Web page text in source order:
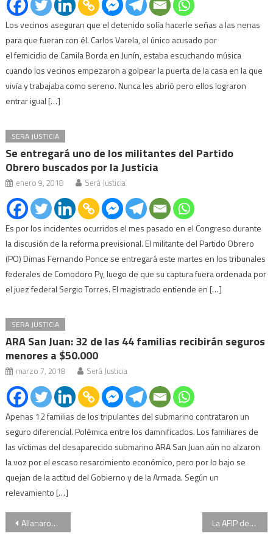
Los vecinos aseguran que el detenido solía hacerle señas a las nenas
para que fueran con él. Carlos Varela, el único acusado por
el femicidio de Camila Borda en Junín, estaba escuchando música
cuando los vecinos empezaron a golpear la puerta de la casa en la que
vivía y trabajaba como sereno. Nunca les abrió pero ellos lograron
entrar igual […]
SERA JUSTICIA
Se entregará uno de los militantes del Partido
Obrero buscados por la Justicia
enero 9, 2018 Será Justicia
Es por los incidentes ocurridos el mes pasado en el Congreso durante
la discusión de la reforma previsional. El militante del Partido Obrero
(PO) Dimas Fernando Ponce se entregará este martes en los tribunales
federales de Comodoro Py, luego de que su captura fuera ordenada por
el juez federal Sergio Torres. El magistrado entiende en […]
SERA JUSTICIA
ARA San Juan: 32 de las 44 familias recibirán seguros
menores a $50.000
marzo 7, 2018 Será Justicia
Apenas 12 familias de los tripulantes del submarino contrataron un
seguro diferencial. Polémica entre los damnificados. Los familiares de
las víctimas del desaparecido submarino ARA San Juan aún no alzaron
la voz por el escaso resarcimiento económico, pero por lo bajo se
quejan de la actitud del Gobierno y de la Armada. Según un
relevamiento […]
Navegación
Allanaron la sede de la Policía Federal por el robo de un millón de dólares, hay detenidos La AFIP demandó a Ricardo Echegaray y Cristóbal López por daños y perjuicios